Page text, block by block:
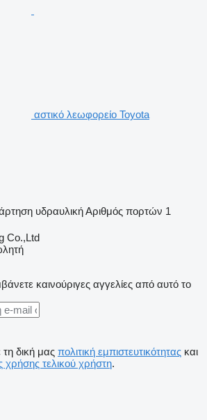
αστικό λεωφορείο Toyota
υδραυλικήΑριθμός πορτών 1
Co.,Ltd
καινούριγες αγγελίες από αυτό το
δική μας πολιτική εμπιστευτικότητας και
χρήσης τελικού χρήστη.